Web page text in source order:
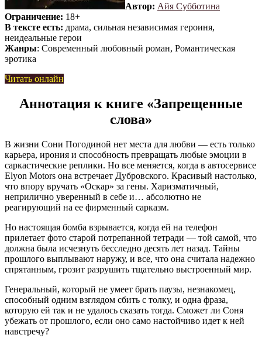
Автор: Айя Субботина
Ограничение: 18+
В тексте есть: драма, сильная независимая героиня,
неидеальные герои
Жанры: Современный любовный роман, Романтическая
эротика
Читать онлайн
Аннотация к книге «Запрещенные
слова»
В жизни Сони Погодиной нет места для любви — есть только
карьера, ирония и способность превращать любые эмоции в
саркастические реплики. Но все меняется, когда в автосервисе
Elyon Motors она встречает Дубровского. Красивый настолько,
что впору вручать «Оскар» за гены. Харизматичный,
неприлично уверенный в себе и… абсолютно не
реагирующий на ее фирменный сарказм.
Но настоящая бомба взрывается, когда ей на телефон
прилетает фото старой потрепанной тетради — той самой, что
должна была исчезнуть бесследно десять лет назад. Тайны
прошлого выплывают наружу, и все, что она считала надежно
спрятанным, грозит разрушить тщательно выстроенный мир.
Генеральный, который не умеет брать паузы, незнакомец,
способный одним взглядом сбить с толку, и одна фраза,
которую ей так и не удалось сказать тогда. Сможет ли Соня
убежать от прошлого, если оно само настойчиво идет к ней
навстречу?